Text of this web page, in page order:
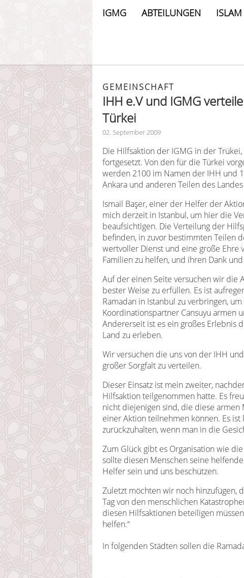
IGMG ABTEILUNGEN ISLAM
GEMEINSCHAFT
IHH e.V und IGMG
Türkei
02. September 2009
Die Hilfsaktion der IGMG in der
fortgesetzt. Von den für die Türkei
werden 2100 im Namen der IHH und
Ankara und anderen Teilen des
Ismail Başer, einer der Helfer der
mich derzeit in Istanbul, um hier die
beaufsichtigen. Die Verteilung der
befinden, in zuvor bestimmten Teilen
wertvoller Dienst und eine große Ehre
Familien zu helfen, und ihren Dank
Auf der einen Seite versuchen wir die
bester Weise zu erfüllen. Es ist
Ramadan in Istanbul zu verbringen,
Koordinationspartner Cansuyu armen
Andererseit ist es ein großes Erlebnis
Land zu erleben.
Wir versuchen die uns von der IHH
großer Sorgfalt zu verteilen.
Dieser Einsatz ist mein zweiter,
Hilfsaktion teilgenommen hatte. Es
nicht diejenigen sind, die diese armen
einer Aktion teilnehmen können. Es ist
zurückzuhalten, wenn man in die
Zum Glück gibt es Organisation wie
sollte diesen Menschen seine
Helfer sein und uns beschützen.
Zuletzt möchten wir noch hinzufügen,
Tag von den menschlichen
diesen Hilfsaktionen beteiligen
helfen.“
In folgenden Städten sollen die